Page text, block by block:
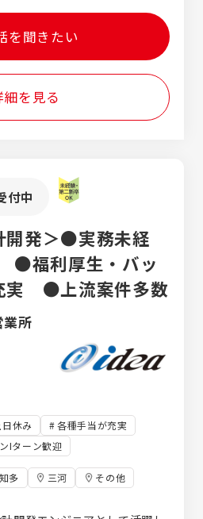
くのお客様の生活を豊かにする
ています。また多地区に渡って
地元で働く事が出来ます。
寄り駅]日進駅(愛知県) ・
戸／愛知県瀬戸市陶原町1-38-
尾張瀬戸駅 ・auショップ一宮
県一宮市牛野通3-15-2 [最寄
・auショップ甚目寺／愛知県
浦58-1 [最寄り駅]甚目寺駅
小牧山／愛知県小牧市山北町50
扶桑町高雄字伊勢帰230 [最
・auショップ尾張旭／愛知県
プアピタ長久手／愛知県長久
1 アピタ長久手1F [最寄
駅 ・auショップ稲沢／愛知
町花の木 1169-1 [最寄り駅]
り駅]開明駅 ・auショップ
前／愛知県春日井市南下原町
り駅]春日井駅(中央本線) ・
オン三好／愛知県みよし市三好
／愛知県豊田市東梅坪町8-7-
坪駅 ・auショップ豊田浄水
市浄水町南平69-1 [最寄り
ショップ岡崎北／愛知県岡崎
57-1 [最寄り駅]北岡崎駅 ・
を聞きたい
細を見る
付中
開発＞●実務未経
●福利厚生・バッ
実 ●上流案件多数
所
日休み
各種手当が充実
Iターン歓迎
多 三河 その他